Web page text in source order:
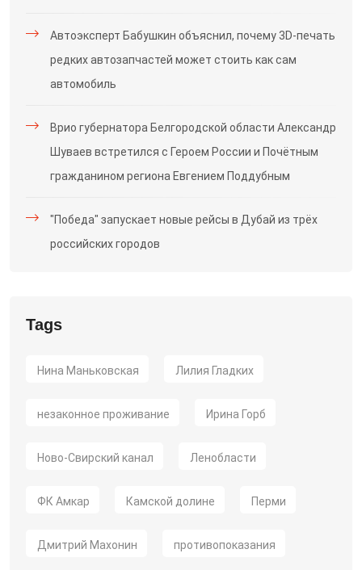
Автоэксперт Бабушкин объяснил, почему 3D-печать
редких автозапчастей может стоить как сам
автомобиль
Врио губернатора Белгородской области Александр
Шуваев встретился с Героем России и Почётным
гражданином региона Евгением Поддубным
"Победа" запускает новые рейсы в Дубай из трёх
российских городов
Tags
Нина Маньковская Лилия Гладких
незаконное проживание Ирина Горб
Ново-Свирский канал Ленобласти
ФК Амкар Камской долине Перми
Дмитрий Махонин противопоказания